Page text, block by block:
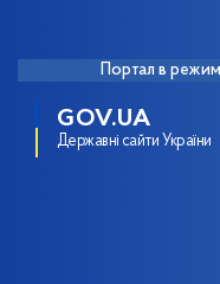
Портал в
GOV.UA
Державні сайти України